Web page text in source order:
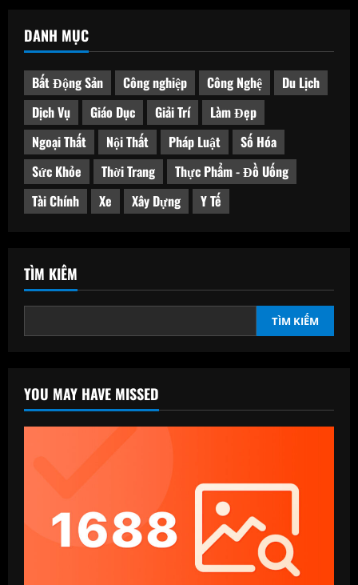
DANH MỤC
Bất Động Sản Công nghiệp Công Nghệ
Du Lịch
Dịch Vụ
Giáo Dục Giải Trí
Làm Đẹp
Ngoại Thất
Nội Thất Pháp Luật
Số Hóa
Sức Khỏe
Thời Trang
Thực Phẩm - Đồ Uống
Tài Chính
Xe Xây Dựng Y Tế
TÌM KIẾM
TÌM KIẾM
YOU MAY HAVE MISSED